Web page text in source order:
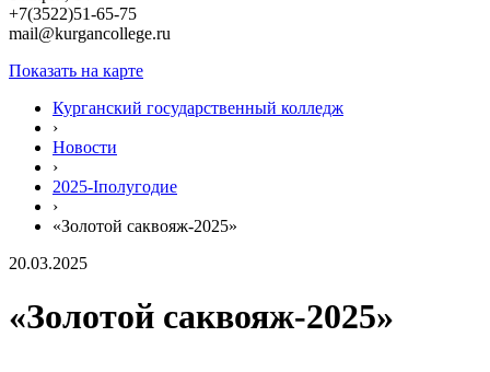
+7(3522)51-65-75
mail@kurgancollege.ru
Показать на карте
Курганский государственный колледж
›
Новости
›
2025-Iполугодие
›
«Золотой саквояж-2025»
20.03.2025
«Золотой саквояж-2025»